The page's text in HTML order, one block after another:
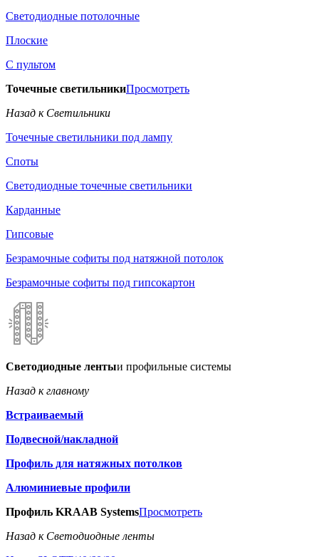
Светодиодные потолочные
Плоские
С пультом
Точечные светильникиПросмотреть
Назад к Светильники
Точечные светильники под лампу
Споты
Светодиодные точечные светильники
Карданные
Гипсовые
Безрамочные софиты под натяжной потолок
Безрамочные софиты под гипсокартон
Светодиодные лентыи профильные системы
Назад к главному
Встраиваемый
Подвесной/накладной
Профиль для натяжных потолков
Алюминиевые профили
Профиль KRAAB SystemsПросмотреть
Назад к Светодиодные ленты